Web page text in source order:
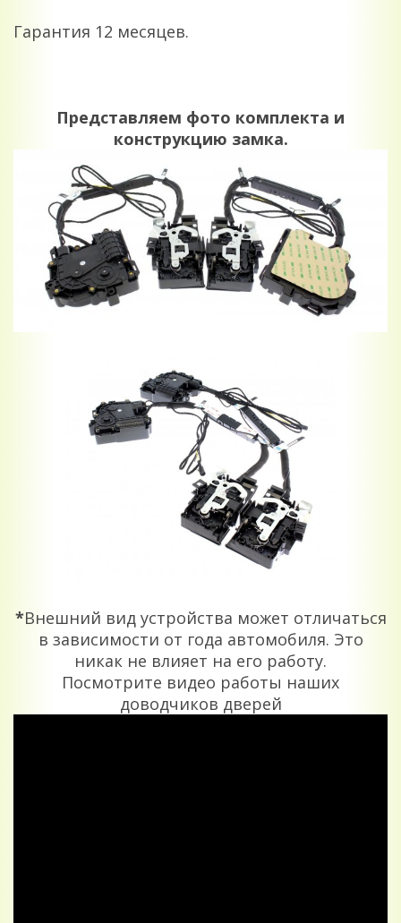
Гарантия 12 месяцев.
Представляем фото комплекта и
конструкцию замка.
*Внешний вид устройства может отличаться
в зависимости от года автомобиля. Это
никак не влияет на его работу.
Посмотрите видео работы наших
доводчиков дверей